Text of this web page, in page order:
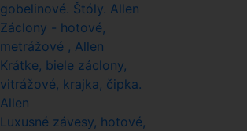
gobelinové. Štóly. Allen
Záclony - hotové,
metrážové , Allen
Krátke, biele záclony,
vitrážové, krajka, čipka.
Allen
Luxusné závesy, hotové,